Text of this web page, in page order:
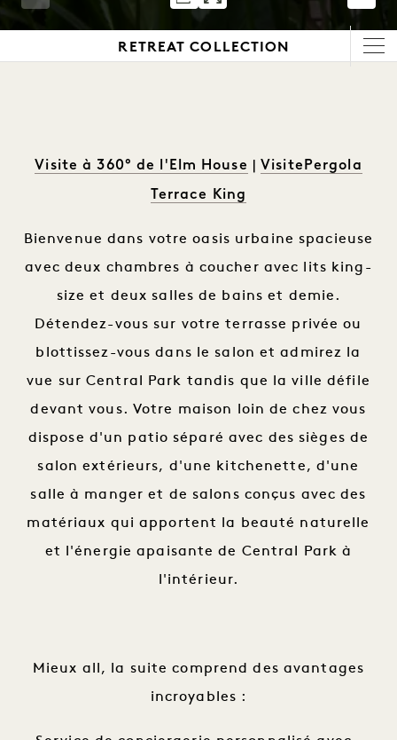
RETREAT COLLECTION
Visite à 360° de l'Elm House
VisitePergola
Terrace King
Bienvenue dans votre oasis urbaine spacieuse
avec deux chambres à coucher avec lits king-
size et deux salles de bains et demie.
Détendez-vous sur votre terrasse privée ou
blottissez-vous dans le salon et admirez la
vue sur Central Park tandis que la ville défile
devant vous. Votre maison loin de chez vous
dispose d'un patio séparé avec des sièges de
salon extérieurs, d'une kitchenette, d'une
salle à manger et de salons conçus avec des
matériaux qui apportent la beauté naturelle
et l'énergie apaisante de Central Park à
l'intérieur.
Mieux all, la suite comprend des avantages
incroyables :